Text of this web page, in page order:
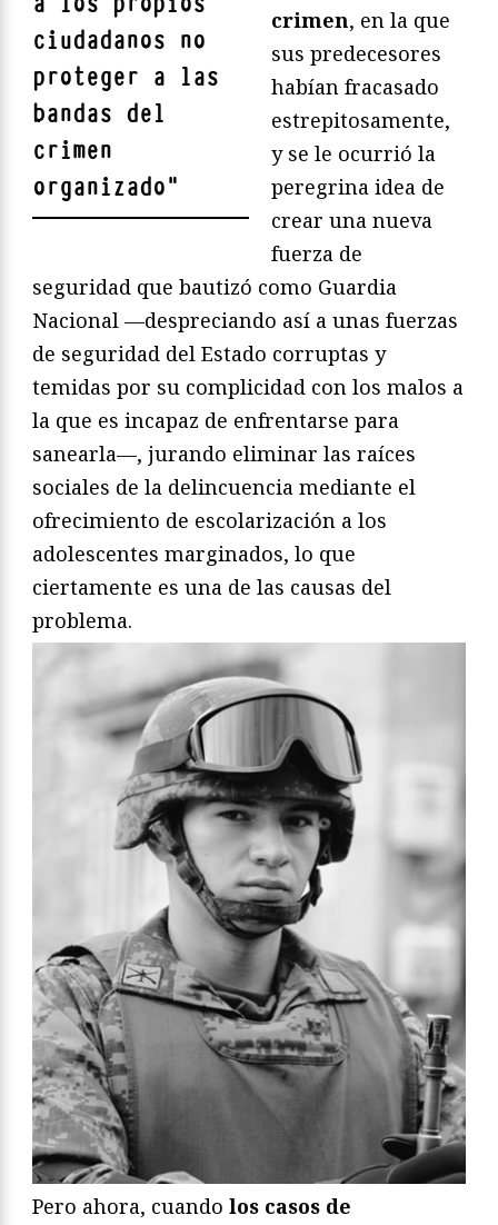
ciudadanos no
proteger a las
bandas del
crimen
organizado"
crimen, en la que
sus predecesores
habían fracasado
estrepitosamente,
y se le ocurrió la
peregrina idea de
crear una nueva
fuerza de
seguridad que bautizó como Guardia
Nacional —despreciando así a unas fuerzas
de seguridad del Estado corruptas y
temidas por su complicidad con los malos a
la que es incapaz de enfrentarse para
sanearla—, jurando eliminar las raíces
sociales de la delincuencia mediante el
ofrecimiento de escolarización a los
adolescentes marginados, lo que
ciertamente es una de las causas del
problema.
Pero ahora, cuando los casos de